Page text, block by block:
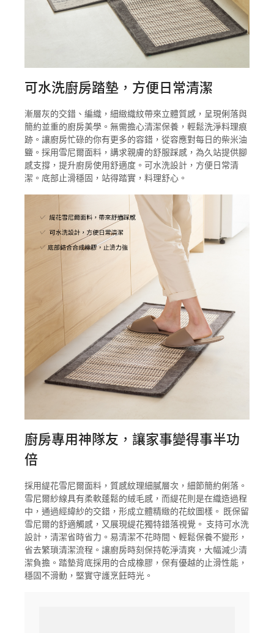
可水洗廚房踏墊，方便日常清潔
漸層灰的交錯、編織，細緻織紋帶來立體質感，呈現俐落與
簡約並重的廚房美學。無需擔心清潔保養，輕鬆洗淨料理痕
跡。讓廚房忙碌的你有更多的容錯，從容應對每日的柴米油
鹽。採用雪尼爾面料，講求親膚的舒服踩感，為久站提供腳
感支撐，提升廚房使用舒適度。可水洗設計，方便日常清
潔。底部止滑穩固，站得踏實，料理舒心。
廚房專用神隊友，讓家事變得事半功
倍
採用緹花雪尼爾面料，質感紋理細膩層次，細節簡約俐落。
雪尼爾紗線具有柔軟蓬鬆的絨毛感，而緹花則是在織造過程
中，通過經緯紗的交錯，形成立體精緻的花紋圖樣。 既保留
雪尼爾的舒適觸感，又展現緹花獨特錯落視覺。 支持可水洗
設計，清潔省時省力。易清潔不花時間、輕鬆保養不變形，
省去繁瑣清潔流程。讓廚房時刻保持乾淨清爽，大幅減少清
潔負擔。踏墊背底採用的合成橡膠，保有優越的止滑性能，
穩固不滑動，堅實守護烹飪時光。